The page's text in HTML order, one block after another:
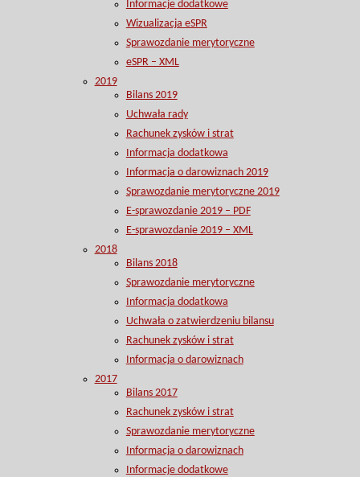
Informacje dodatkowe
Wizualizacja eSPR
Sprawozdanie merytoryczne
eSPR – XML
2019
Bilans 2019
Uchwała rady
Rachunek zysków i strat
Informacja dodatkowa
Informacja o darowiznach 2019
Sprawozdanie merytoryczne 2019
E-sprawozdanie 2019 – PDF
E-sprawozdanie 2019 – XML
2018
Bilans 2018
Sprawozdanie merytoryczne
Informacja dodatkowa
Uchwała o zatwierdzeniu bilansu
Rachunek zysków i strat
Informacja o darowiznach
2017
Bilans 2017
Rachunek zysków i strat
Sprawozdanie merytoryczne
Informacja o darowiznach
Informacje dodatkowe